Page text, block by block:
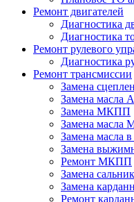
Ремонт двигателей
Диагностика
Диагностика
Ремонт рулевого
Диагностика
Ремонт трансмиссии
Замена
Замена масла
Замена МКПП
Замена
Замена масла в
Замена
Ремонт МКПП
Замена
Замена
Ремонт